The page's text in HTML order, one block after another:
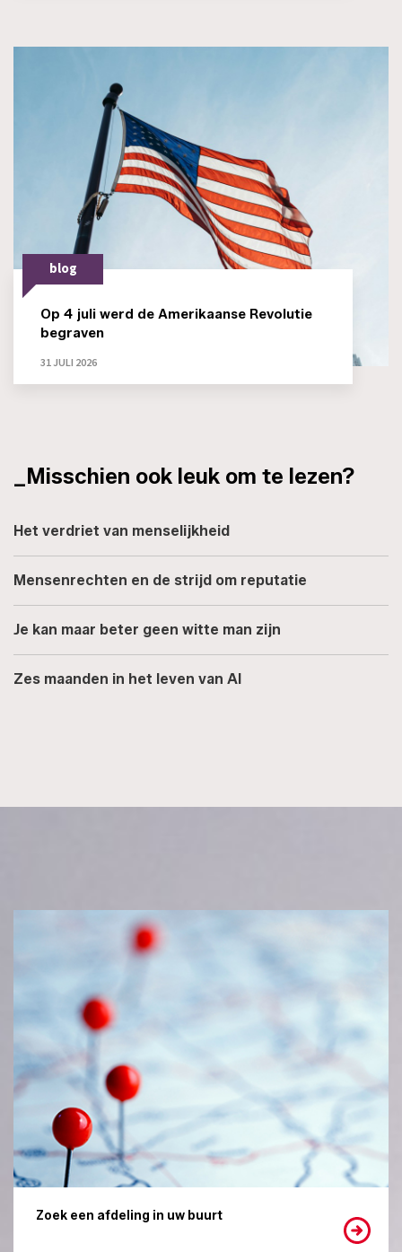
blog
Op 4 juli werd de Amerikaanse Revolutie
begraven
31 JULI 2026
_Misschien ook leuk om te lezen?
Het verdriet van menselijkheid
Mensenrechten en de strijd om reputatie
Je kan maar beter geen witte man zijn
Zes maanden in het leven van AI
Zoek een afdeling in uw buurt